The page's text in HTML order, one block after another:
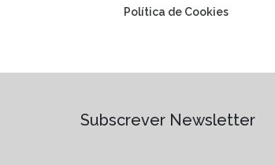
Política de Cookies
Subscrever Newsletter